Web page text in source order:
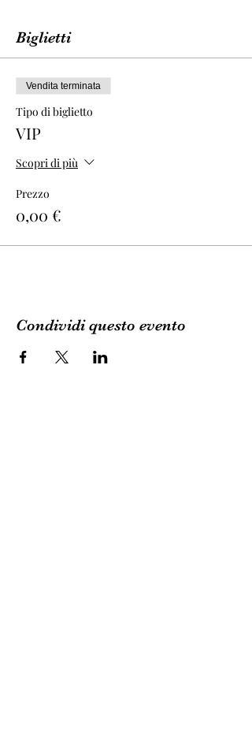
Biglietti
Vendita terminata
Tipo di biglietto
VIP
Scopri di più
Prezzo
0,00 €
Condividi questo evento